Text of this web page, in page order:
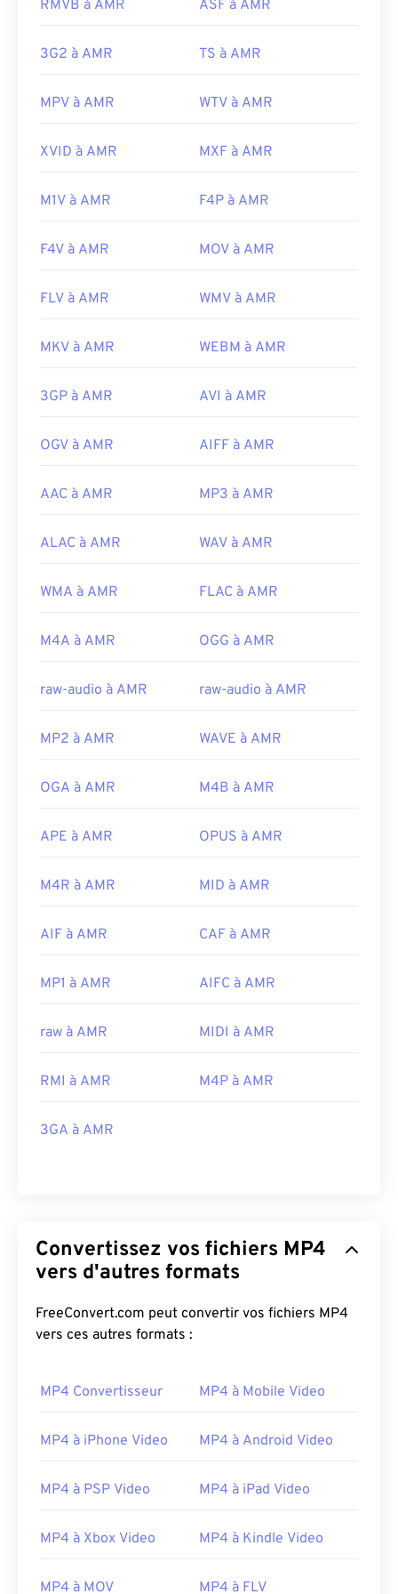
Norme :ISO/CEI 14496
Liens utiles:
https://en.wikipedia.org/wiki/MPEG-4
4.html
Project (3GPP)
Liens utiles:
Rate_audio_codec
RMVB à AMR ASF à AMR
3G2 à AMR TS à AMR
MPV à AMR WTV à AMR
XVID à AMR MXF à AMR
M1V à AMR F4P à AMR
F4V à AMR MOV à AMR
FLV à AMR WMV à AMR
MKV à AMR WEBM à AMR
3GP à AMR AVI à AMR
OGV à AMR AIFF à AMR
AAC à AMR MP3 à AMR
ALAC à AMR WAV à AMR
WMA à AMR FLAC à AMR
M4A à AMR OGG à AMR
raw-audio à AMR raw-audio à AMR
MP2 à AMR WAVE à AMR
OGA à AMR M4B à AMR
APE à AMR OPUS à AMR
M4R à AMR MID à AMR
AIF à AMR CAF à AMR
MP1 à AMR AIFC à AMR
raw à AMR MIDI à AMR
RMI à AMR M4P à AMR
3GA à AMR
Convertissez vos fichiers MP4
vers d'autres formats
FreeConvert.com peut convertir vos fichiers MP4
vers ces autres formats :
MP4 Convertisseur MP4 à Mobile Video
MP4 à iPhone Video MP4 à Android Video
MP4 à PSP Video MP4 à iPad Video
MP4 à Xbox Video MP4 à Kindle Video
MP4 à MOV MP4 à FLV